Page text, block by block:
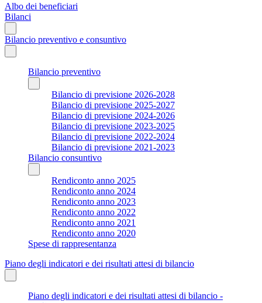
Albo dei beneficiari
Bilanci
Bilancio preventivo e consuntivo
Bilancio preventivo
Bilancio di previsione 2026-2028
Bilancio di previsione 2025-2027
Bilancio di previsione 2024-2026
Bilancio di previsione 2023-2025
Bilancio di previsione 2022-2024
Bilancio di previsione 2021-2023
Bilancio consuntivo
Rendiconto anno 2025
Rendiconto anno 2024
Rendiconto anno 2023
Rendiconto anno 2022
Rendiconto anno 2021
Rendiconto anno 2020
Spese di rappresentanza
Piano degli indicatori e dei risultati attesi di bilancio
Piano degli indicatori e dei risultati attesi di bilancio -